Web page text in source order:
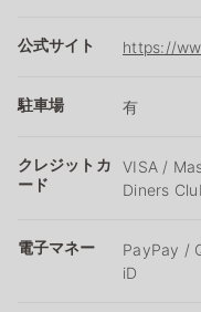
公式サイト https://
駐車場 有
クレジットカ
ード
VISA /
Diners
電子マネー
PayPay /
iD